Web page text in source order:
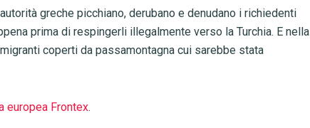
autorità greche picchiano, derubano e denudano i richiedenti
prima di respingerli illegalmente verso la Turchia. E nella
coperti da passamontagna cui sarebbe stata
europea Frontex.